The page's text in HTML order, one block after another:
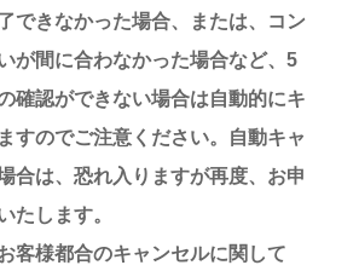
できなかった場合、または、コン
が間に合わなかった場合など、5
確認ができない場合は自動的にキ
すのでご注意ください。自動キャ
合は、恐れ入りますが再度、お申
たします。
客様都合のキャンセルに関して